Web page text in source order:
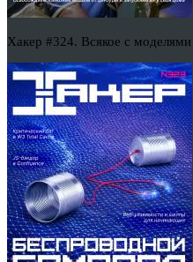
Хакер #324. Всякое с моделями